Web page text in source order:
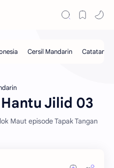
Jilid 03
Maut episode Tapak Tangan